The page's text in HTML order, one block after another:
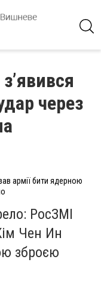
через
армії бити ядерною
РосЗМІ
Чен Ин
зброєю